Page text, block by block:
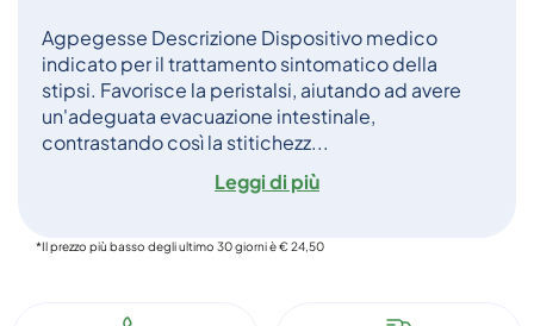
Agpegesse Descrizione Dispositivo medico
indicato per il trattamento sintomatico della
stipsi. Favorisce la peristalsi, aiutando ad avere
un'adeguata evacuazione intestinale,
contrastando così la stitichezz...
Leggi di più
*Il prezzo più basso degli ultimo 30 giorni è € 24,50